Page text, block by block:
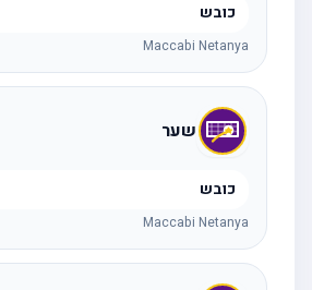
כובש
Maccabi Netanya
שער
כובש
Maccabi Netanya